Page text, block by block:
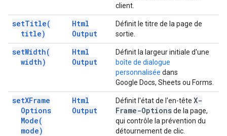
client.
setTitle(
title)
Html
Output
Définit le titre de la page de
sortie.
setWidth(
width)
Html
Output
Définit la largeur initiale d'une
boîte de dialogue
personnalisée dans
Google Docs, Sheets ou Forms.
setXFrame
Options
Mode(
mode)
Html
Output
Définit l'état de l'en-tête X-
Frame-Optionsde la page,
qui contrôle la prévention du
détournement de clic.